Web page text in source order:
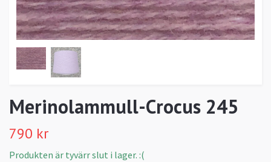
Merinolammull-Crocus 245
790 kr
Produkten är tyvärr slut i lager. :(